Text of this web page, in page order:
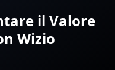
il Valore
Wizio